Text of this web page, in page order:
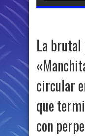
La brutal
circular
que
con